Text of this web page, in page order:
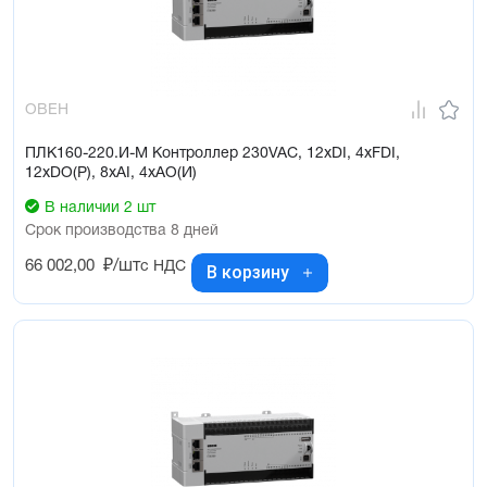
ОВЕН
ПЛК160-220.И-М Контроллер 230VAC, 12xDI, 4xFDI,
12xDO(Р), 8xAI, 4xAO(И)
В наличии 2 шт
Срок производства 8 дней
66 002,00 ₽/штс НДС В корзину